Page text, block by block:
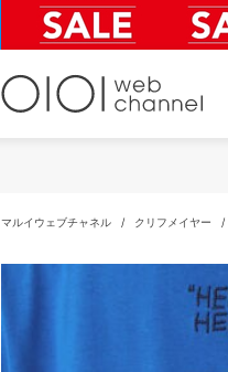
マルイウェブチャネル / クリフメイヤー /